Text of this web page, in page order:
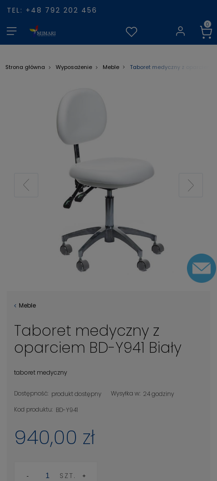
TEL: +48 792 202 456
Strona główna Wyposażenie Meble Taboret medyczny z oparciem
Meble
Taboret medyczny z
oparciem BD-Y941 Biały
taboret medyczny
Dostępność: produkt dostępny Wysyłka w: 24 godziny
Kod produktu: BD-Y941
940,00 zł
SZT.